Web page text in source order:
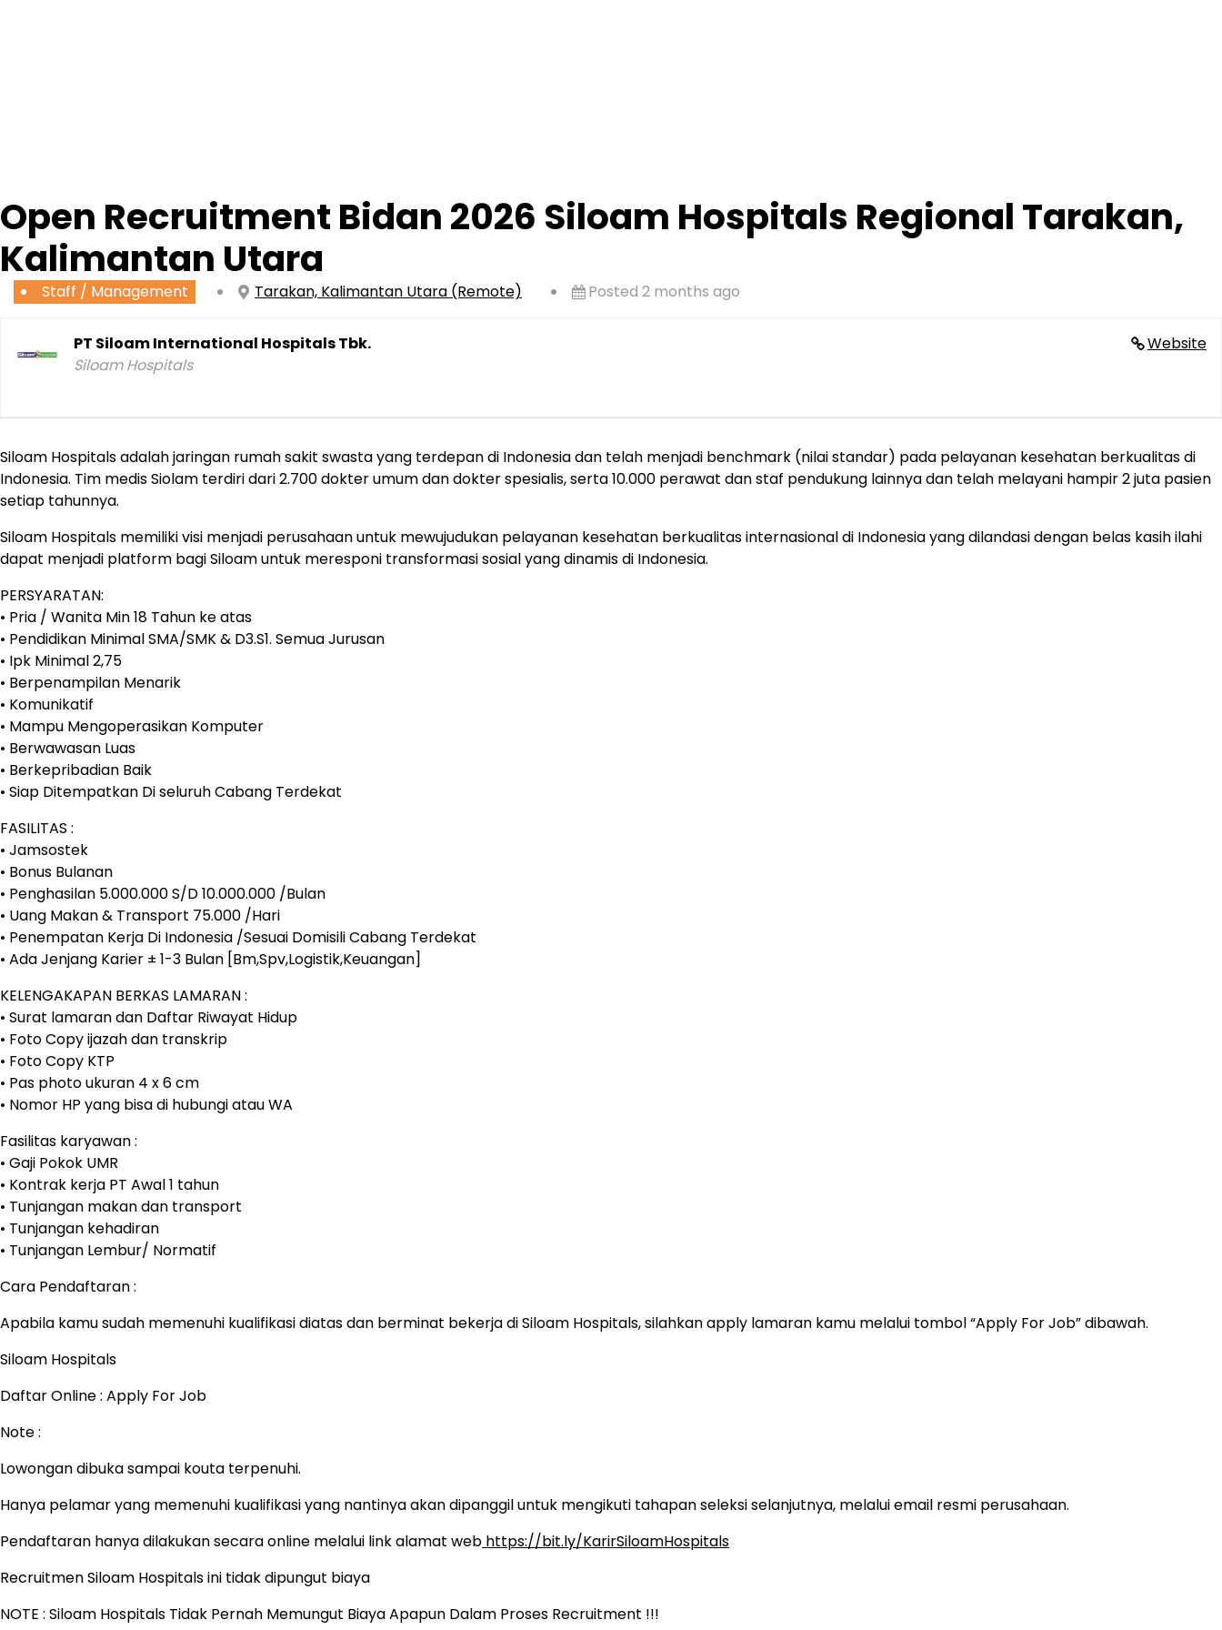
Open Recruitment Bidan 2026 Siloam Hospitals Regional Tarakan,
Kalimantan Utara
Staff / Management Tarakan, Kalimantan Utara (Remote) Posted 2 months ago
Website
PT Siloam International Hospitals Tbk.
Siloam Hospitals
Siloam Hospitals adalah jaringan rumah sakit swasta yang terdepan di Indonesia dan telah menjadi benchmark (nilai standar) pada pelayanan kesehatan berkualitas di
Indonesia. Tim medis Siolam terdiri dari 2.700 dokter umum dan dokter spesialis, serta 10.000 perawat dan staf pendukung lainnya dan telah melayani hampir 2 juta pasien
setiap tahunnya.
Siloam Hospitals memiliki visi menjadi perusahaan untuk mewujudukan pelayanan kesehatan berkualitas internasional di Indonesia yang dilandasi dengan belas kasih ilahi
dapat menjadi platform bagi Siloam untuk meresponi transformasi sosial yang dinamis di Indonesia.
PERSYARATAN:
• Pria / Wanita Min 18 Tahun ke atas
• Pendidikan Minimal SMA/SMK & D3.S1. Semua Jurusan
• Ipk Minimal 2,75
• Berpenampilan Menarik
• Komunikatif
• Mampu Mengoperasikan Komputer
• Berwawasan Luas
• Berkepribadian Baik
• Siap Ditempatkan Di seluruh Cabang Terdekat
FASILITAS :
• Jamsostek
• Bonus Bulanan
• Penghasilan 5.000.000 S/D 10.000.000 /Bulan
• Uang Makan & Transport 75.000 /Hari
• Penempatan Kerja Di Indonesia /Sesuai Domisili Cabang Terdekat
• Ada Jenjang Karier ± 1-3 Bulan [Bm,Spv,Logistik,Keuangan]
KELENGAKAPAN BERKAS LAMARAN :
• Surat lamaran dan Daftar Riwayat Hidup
• Foto Copy ijazah dan transkrip
• Foto Copy KTP
• Pas photo ukuran 4 x 6 cm
• Nomor HP yang bisa di hubungi atau WA
Fasilitas karyawan :
• Gaji Pokok UMR
• Kontrak kerja PT Awal 1 tahun
• Tunjangan makan dan transport
• Tunjangan kehadiran
• Tunjangan Lembur/ Normatif
Cara Pendaftaran :
Apabila kamu sudah memenuhi kualifikasi diatas dan berminat bekerja di Siloam Hospitals, silahkan apply lamaran kamu melalui tombol “Apply For Job” dibawah.
Siloam Hospitals
Daftar Online : Apply For Job
Note :
Lowongan dibuka sampai kouta terpenuhi.
Hanya pelamar yang memenuhi kualifikasi yang nantinya akan dipanggil untuk mengikuti tahapan seleksi selanjutnya, melalui email resmi perusahaan.
Pendaftaran hanya dilakukan secara online melalui link alamat web https://bit.ly/KarirSiloamHospitals
Recruitmen Siloam Hospitals ini tidak dipungut biaya
NOTE : Siloam Hospitals Tidak Pernah Memungut Biaya Apapun Dalam Proses Recruitment !!!